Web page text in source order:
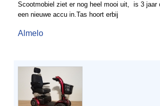
Scootmobiel ziet er nog heel mooi uit, is 3 jaar
een nieuwe accu in.Tas hoort erbij
Almelo